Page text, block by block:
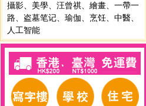
攝影
美學 汪曾祺 繪畫
一帶一
路
盗墓笔记 瑜伽 烹饪 中醫
人工智能